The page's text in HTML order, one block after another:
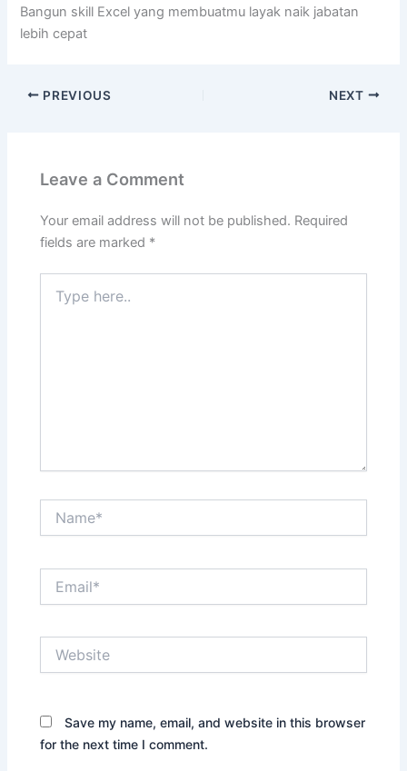
Bangun skill Excel yang membuatmu layak naik jabatan
lebih cepat
PREVIOUS NEXT
Leave a Comment
Your email address will not be published. Required
fields are marked *
here..
Save my name, email, and website in this browser
for the next time I comment.